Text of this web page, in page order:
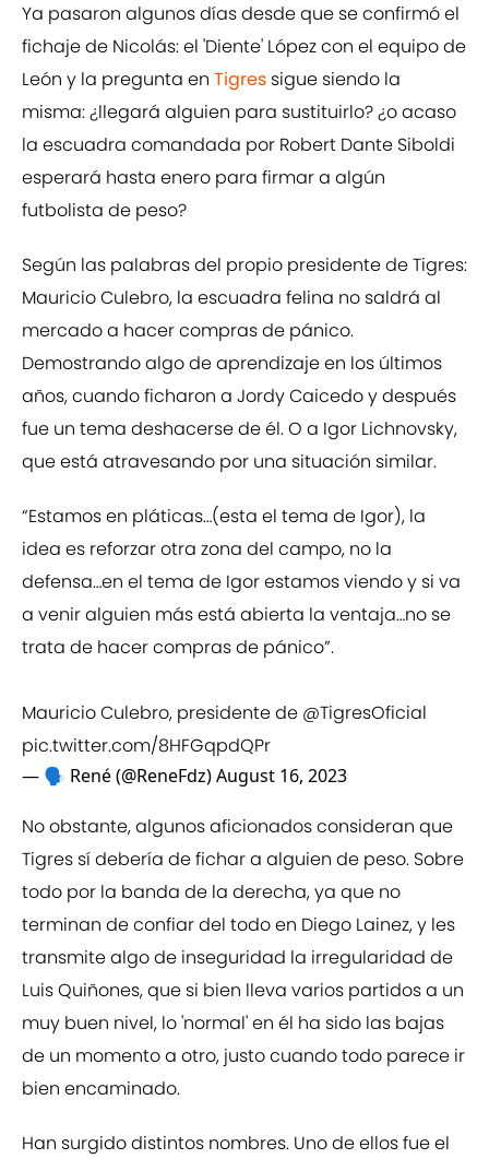
Ya pasaron algunos días desde que se confirmó el
fichaje de Nicolás: el 'Diente' López con el equipo de
León y la pregunta en Tigres sigue siendo la
misma: ¿llegará alguien para sustituirlo? ¿o acaso
la escuadra comandada por Robert Dante Siboldi
esperará hasta enero para firmar a algún
futbolista de peso?
Según las palabras del propio presidente de Tigres:
Mauricio Culebro, la escuadra felina no saldrá al
mercado a hacer compras de pánico.
Demostrando algo de aprendizaje en los últimos
años, cuando ficharon a Jordy Caicedo y después
fue un tema deshacerse de él. O a Igor Lichnovsky,
que está atravesando por una situación similar.
“Estamos en pláticas…(esta el tema de Igor), la
idea es reforzar otra zona del campo, no la
defensa…en el tema de Igor estamos viendo y si va
a venir alguien más está abierta la ventaja…no se
trata de hacer compras de pánico”.
Mauricio Culebro, presidente de @TigresOficial
pic.twitter.com/8HFGqpdQPr
— 🗣 René (@ReneFdz)August 16, 2023
No obstante, algunos aficionados consideran que
Tigres sí debería de fichar a alguien de peso. Sobre
todo por la banda de la derecha, ya que no
terminan de confiar del todo en Diego Lainez, y les
transmite algo de inseguridad la irregularidad de
Luis Quiñones, que si bien lleva varios partidos a un
muy buen nivel, lo 'normal' en él ha sido las bajas
de un momento a otro, justo cuando todo parece ir
bien encaminado.
Han surgido distintos nombres. Uno de ellos fue el